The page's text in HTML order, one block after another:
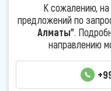
К сожалению,
предложений по
Алматы".
направлению